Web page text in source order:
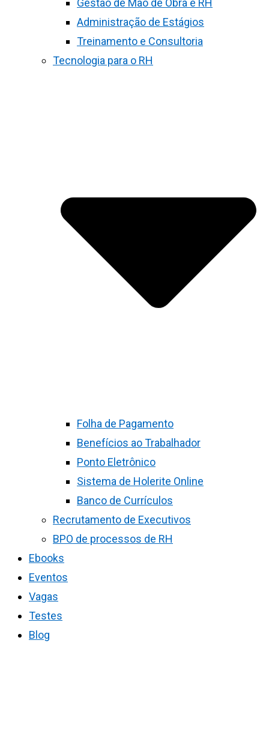
Gestão de Mão de Obra e RH
Administração de Estágios
Treinamento e Consultoria
Tecnologia para o RH
Folha de Pagamento
Benefícios ao Trabalhador
Ponto Eletrônico
Sistema de Holerite Online
Banco de Currículos
Recrutamento de Executivos
BPO de processos de RH
Ebooks
Eventos
Vagas
Testes
Blog